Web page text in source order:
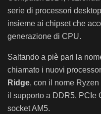
serie di processori
insieme ai chipset che
generazione di CPU.
Saltando a piè pari la
chiamato i nuovi
Ridge, con il nome
il supporto a DDR5, PCIe
socket AM5.